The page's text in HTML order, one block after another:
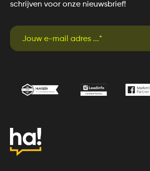
schrijven voor onze nieuwsbrief!